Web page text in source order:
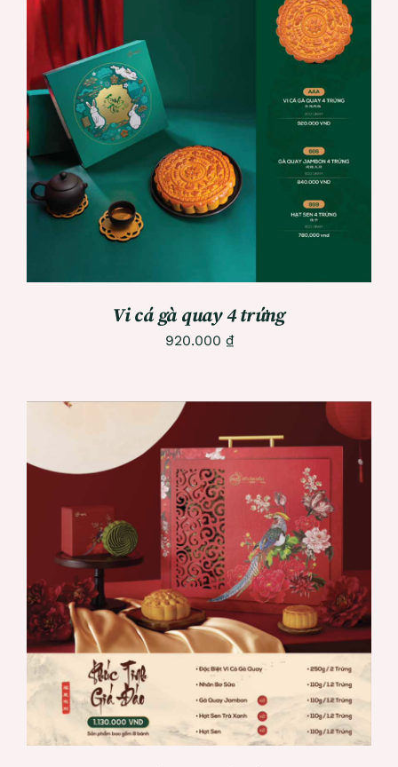
ADD TO CART
DETAILS
Vi cá gà quay 4 trứng
920.000 ₫
ADD TO CART
/
DETAILS